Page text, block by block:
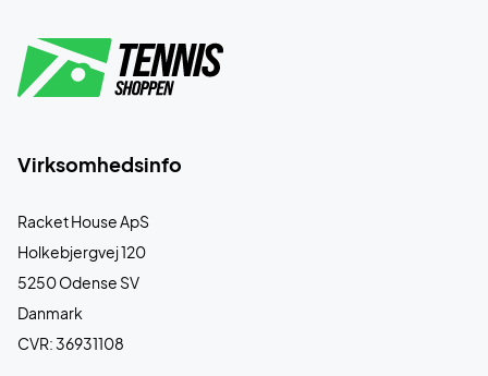
Virksomhedsinfo
Racket House ApS
Holkebjergvej 120
5250 Odense SV
Danmark
CVR: 36931108